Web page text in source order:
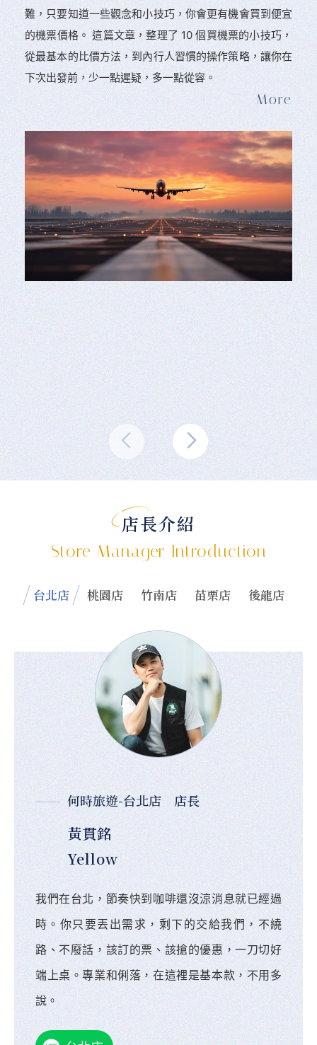
難，只要知道一些觀念和小技巧，你會更有機會買到便宜
的機票價格。 這篇文章，整理了 10 個買機票的小技巧，
從最基本的比價方法，到內行人習慣的操作策略，讓你在
下次出發前，少一點遲疑，多一點從容。
店長介紹
Store Manager Introduction
台北店 桃園店 竹南店 苗栗店 後龍店
何時旅遊-台北店 店長
黃貫銘
Yellow
我們在台北，節奏快到咖啡還沒涼消息就已經過
時。你只要丟出需求，剩下的交給我們，不繞
路、不廢話，該訂的票、該搶的優惠，一刀切好
端上桌。專業和俐落，在這裡是基本款，不用多
說。